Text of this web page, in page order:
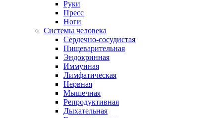
Руки
Пресс
Ноги
Системы человека
Сердечно-сосудистая
Пищеварительная
Эндокринная
Иммунная
Лимфатическая
Нервная
Мышечная
Репродуктивная
Дыхательная